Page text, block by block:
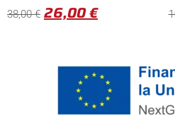
38,00€ 26,00€